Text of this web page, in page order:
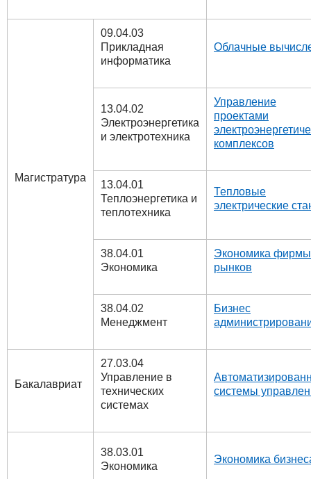
Магистратура
09.04.03
Прикладная
информатика
Облачные
13.04.02
Электроэнергетика
и электротехника
Управление
проектами
комплексов
13.04.01
Теплоэнергетика и
теплотехника
Тепловые
электрические
38.04.01
Экономика
Экономика
рынков
38.04.02
Менеджмент
Бизнес
Бакалавриат
27.03.04
Управление в
технических
системах
системы
38.03.01
Экономика
Экономика